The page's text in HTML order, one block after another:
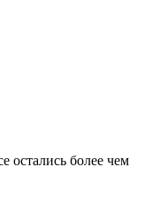
остались более чем